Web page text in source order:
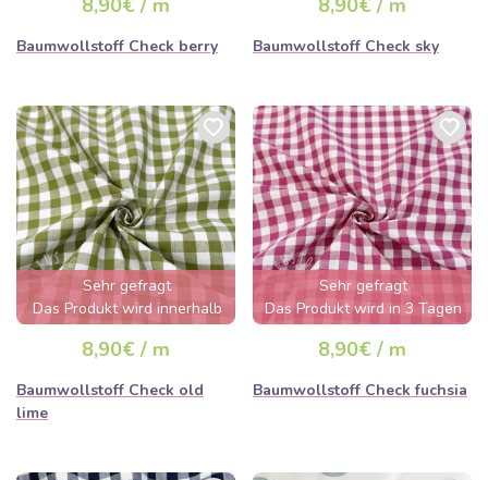
ausverkauft sein
8,90€ / m
Baumwollstoff Check berry
8,90€ / m
Baumwollstoff Check sky
Sehr gefragt
Das Produkt wird innerhalb
von wenigen Stunden
ausverkauft sein
8,90€ / m
Baumwollstoff Check old
lime
Sehr gefragt
Das Produkt wird in 3 Tagen
ausverkauft sein
8,90€ / m
Baumwollstoff Check fuchsia